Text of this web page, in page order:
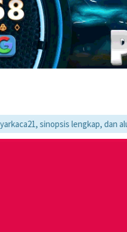
lengkap, dan alur cerita